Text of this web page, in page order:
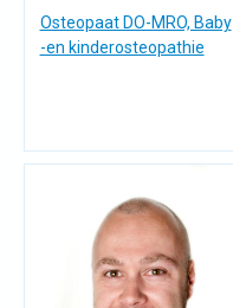
Osteopaat DO-MRO, Baby
-en kinderosteopathie